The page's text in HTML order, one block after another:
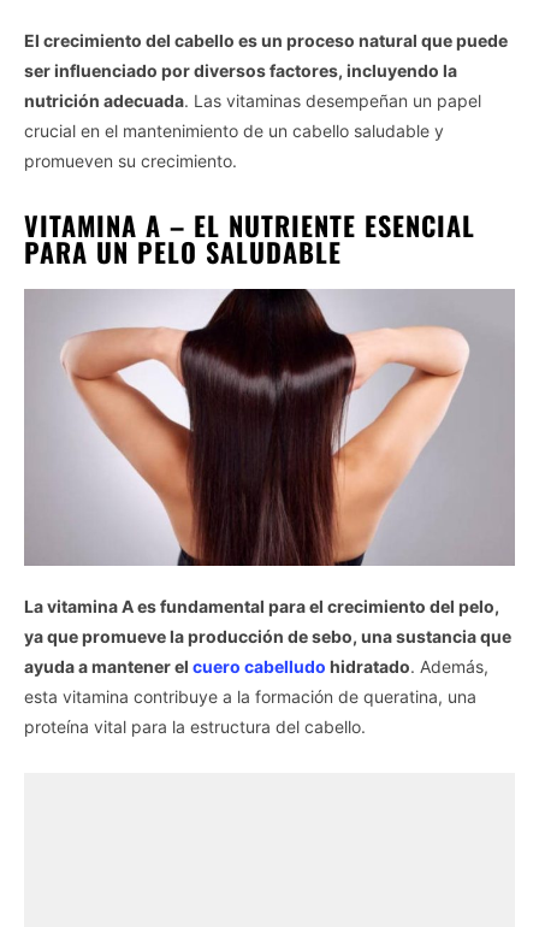
El crecimiento del cabello es un proceso natural que puede
ser influenciado por diversos factores, incluyendo la
nutrición adecuada. Las vitaminas desempeñan un papel
crucial en el mantenimiento de un cabello saludable y
promueven su crecimiento.
VITAMINA A – EL NUTRIENTE ESENCIAL
PARA UN PELO SALUDABLE
La vitamina A es fundamental para el crecimiento del pelo,
ya que promueve la producción de sebo, una sustancia que
ayuda a mantener el cuero cabelludo hidratado. Además,
esta vitamina contribuye a la formación de queratina, una
proteína vital para la estructura del cabello.